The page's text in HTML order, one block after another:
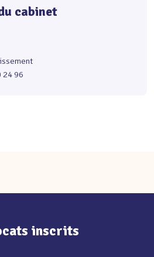
cabinet
24 96
inscrits